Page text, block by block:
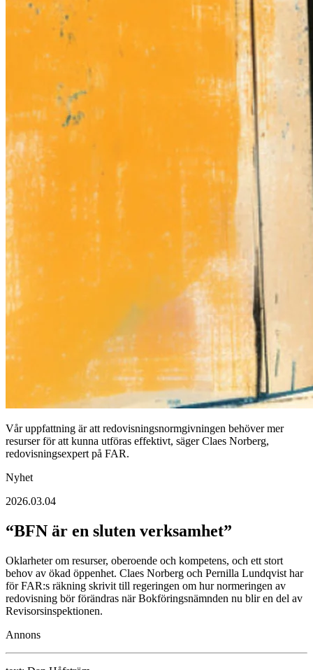
Vår uppfattning är att redovisningsnormgivningen behöver mer
resurser för att kunna utföras effektivt, säger Claes Norberg,
redovisningsexpert på FAR.
Nyhet
2026.03.04
“BFN är en sluten verksamhet”
Oklarheter om resurser, oberoende och kompetens, och ett stort
behov av ökad öppenhet. Claes Norberg och Pernilla Lundqvist har
för FAR:s räkning skrivit till regeringen om hur normeringen av
redovisning bör förändras när Bokföringsnämnden nu blir en del av
Revisorsinspektionen.
Annons